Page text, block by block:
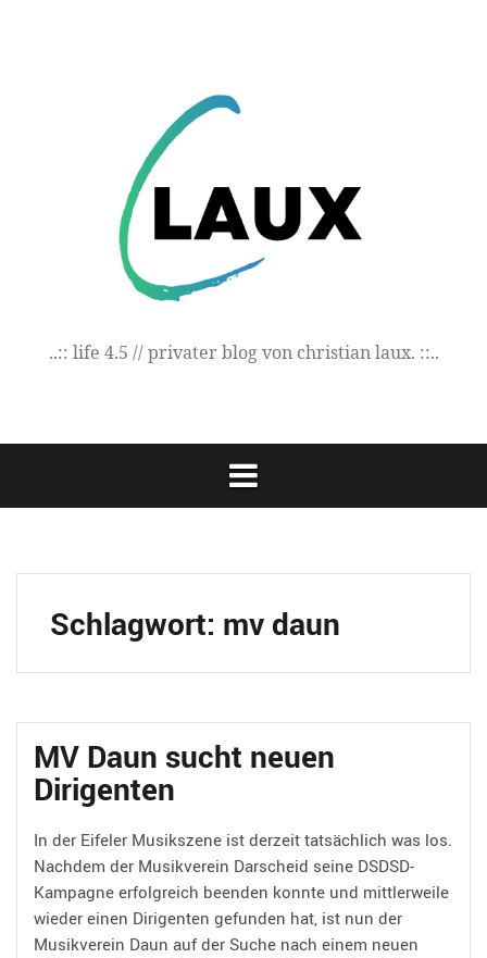
..:: life 4.5 // privater blog von christian laux. ::..
Schlagwort: mv daun
MV Daun sucht neuen
Dirigenten
In der Eifeler Musikszene ist derzeit tatsächlich was los.
Nachdem der Musikverein Darscheid seine DSDSD-
Kampagne erfolgreich beenden konnte und mittlerweile
wieder einen Dirigenten gefunden hat, ist nun der
Musikverein Daun auf der Suche nach einem neuen